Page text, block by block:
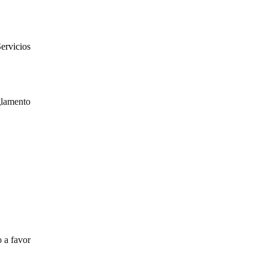
a favor